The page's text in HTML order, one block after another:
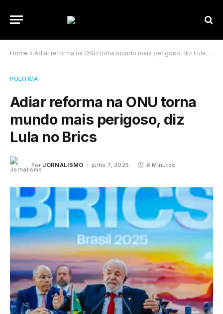
Home » Adiar reforma na ONU torna mundo mais perigoso, diz Lula no Brics
POLÍTICA
Adiar reforma na ONU torna
mundo mais perigoso, diz
Lula no Brics
Por JORNALISMO julho 7, 2025 6 Minutos